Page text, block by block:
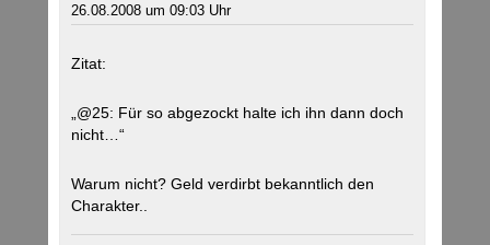
26.08.2008 um 09:03 Uhr
Zitat:
„@25: Für so abgezockt halte ich ihn dann doch
nicht…“
Warum nicht? Geld verdirbt bekanntlich den
Charakter..